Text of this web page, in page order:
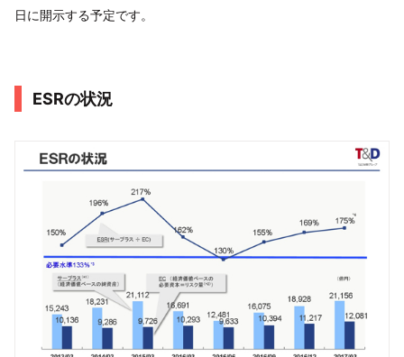
日に開示する予定です。
ESRの状況